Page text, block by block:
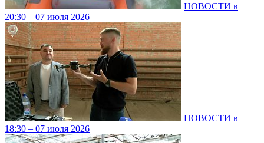
НОВОСТИ в
20:30 – 07 июля 2026
НОВОСТИ в
18:30 – 07 июля 2026